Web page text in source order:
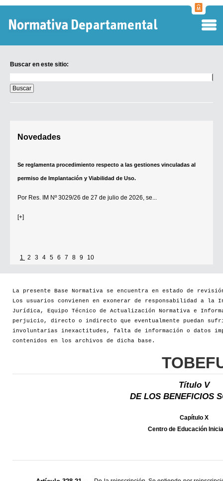
Buscar en este sitio:
en
este
sitio:
Novedades
Se reglamenta procedimiento respecto a las gestiones vinculadas al
permiso de Implantación y Viabilidad de Uso.
Por Res. IM Nº 3029/26 de 27 de julio de 2026, se...
[+]
1 2 3 4 5 6 7 8 9 10
La presente Base Normativa se encuentra en estado de
Los usuarios convienen en exonerar de responsabilidad a la
Jurídica, Equipo Técnico de Actualización Normativa e
perjuicio, directo o indirecto que eventualmente puedan
involuntarias inexactitudes, falta de información o datos
contenidos en los archivos de dicha base.
Título V
DE LOS BENEFICIOS
Capítulo X
Centro de Educación